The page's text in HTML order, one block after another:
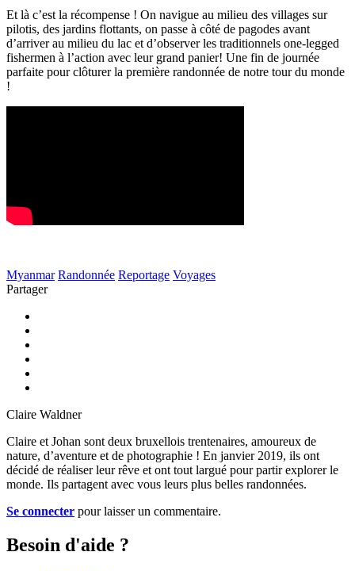
Et là c’est la récompense ! On navigue au milieu des villages sur
pilotis, des jardins flottants, on passe à côté de pagodes avant
d’arriver au milieu du lac et d’observer les traditionnels one-legged
fishermen à l’action avec leur grand panier! Une fin de journée
parfaite pour clôturer la première randonnée de notre tour du monde
!
Myanmar Randonnée Reportage Voyages
Partager
Claire Waldner
Claire et Johan sont deux bruxellois trentenaires, amoureux de
nature, d’aventure et de photographie ! En janvier 2019, ils ont
décidé de réaliser leur rêve et ont tout largué pour partir explorer le
monde. Ils partagent avec vous leurs plus belles randonnées.
Se connecter pour laisser un commentaire.
Besoin d'aide ?